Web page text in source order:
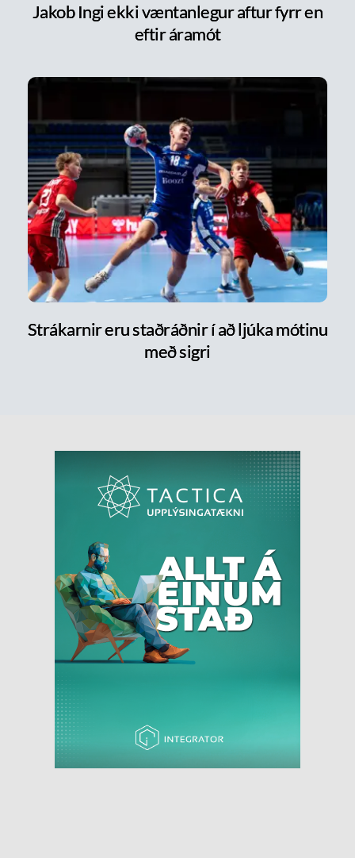
Jakob Ingi ekki væntanlegur aftur fyrr en
eftir áramót
Strákarnir eru staðráðnir í að ljúka mótinu
með sigri